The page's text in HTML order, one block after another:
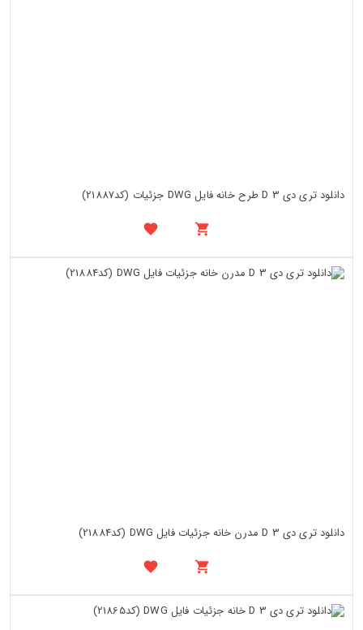
دانلود تری دی 3 D طرح خانه فایل DWG جزئیات (کد21887)
دانلود تری دی 3 D مدرن خانه جزئیات فایل DWG (کد21884)